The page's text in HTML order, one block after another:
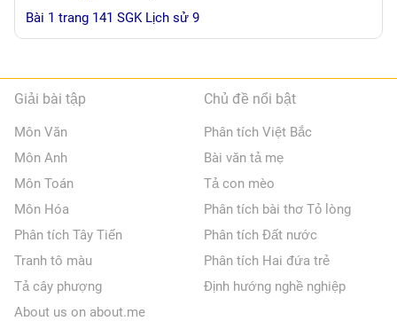
Bài 1 trang 141 SGK Lịch sử 9
Giải bài tập
Môn Văn
Môn Anh
Môn Toán
Môn Hóa
Phân tích Tây Tiến
Tranh tô màu
Tả cây phượng
About us on about.me
Chủ đề nổi bật
Phân tích Việt Bắc
Bài văn tả mẹ
Tả con mèo
Phân tích bài thơ Tỏ lòng
Phân tích Đất nước
Phân tích Hai đứa trẻ
Định hướng nghề nghiệp